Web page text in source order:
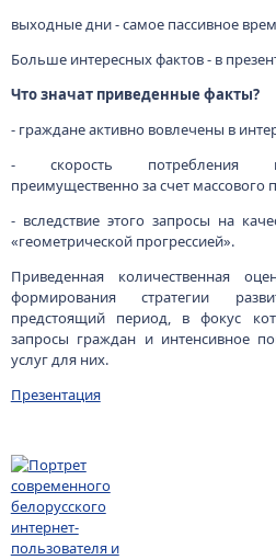
выходные дни - самое пассивное
Больше интересных фактов - в
Что значат приведенные факты?
- граждане активно вовлечены в
- скорость потребления
преимущественно за счет массового
- вследствие этого запросы на
«геометрической прогрессией».
Приведенная количественная
формирования стратегии
предстоящий период, в фокус
запросы граждан и интенсивное
услуг для них.
Презентация
Изображение